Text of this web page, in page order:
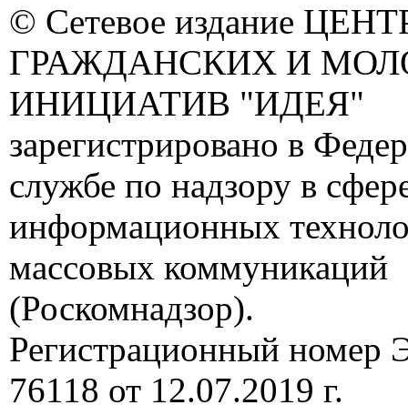
© Сетевое издание
ГРАЖДАНСКИХ И
ИНИЦИАТИВ "ИДЕЯ"
зарегистрировано в
службе по надзору в
информационных
массовых коммуникаций
(Роскомнадзор).
Регистрационный
76118 от 12.07.2019 г.